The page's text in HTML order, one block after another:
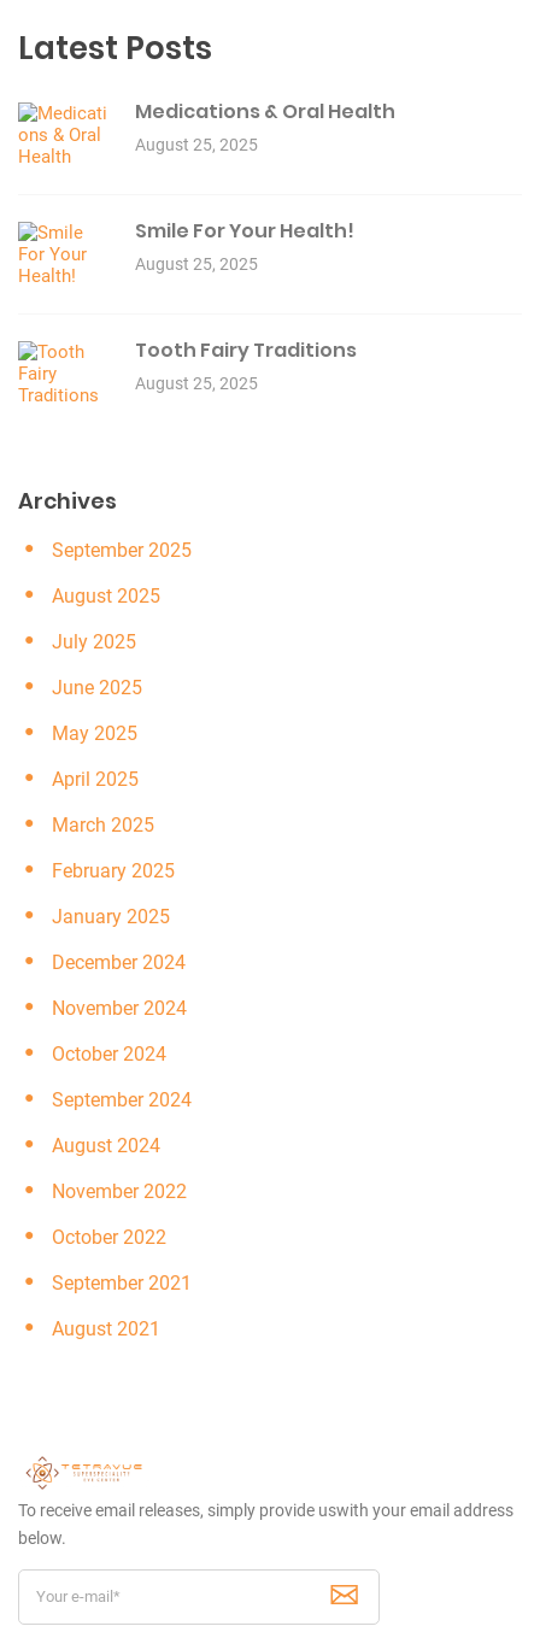
Latest Posts
Medications & Oral Health
August 25, 2025
Smile For Your Health!
August 25, 2025
Tooth Fairy Traditions
August 25, 2025
Archives
September 2025
August 2025
July 2025
June 2025
May 2025
April 2025
March 2025
February 2025
January 2025
December 2024
November 2024
October 2024
September 2024
August 2024
November 2022
October 2022
September 2021
August 2021
To receive email releases, simply provide uswith your email address
below.